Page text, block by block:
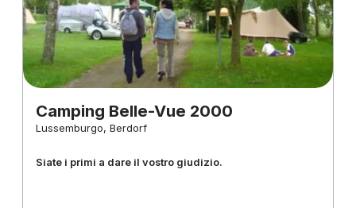
Camping Belle-Vue 2000
Lussemburgo, Berdorf
Siate i primi a dare il vostro giudizio.